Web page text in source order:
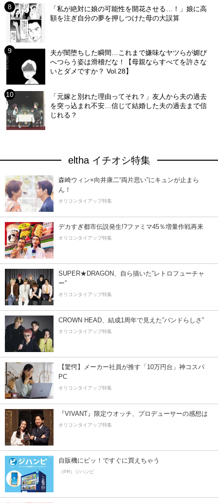
「私が絶対に娘の可能性を開花させる…！」娘に高
額を注ぎ自分の夢を押しつけた母の大誤算
夫が闇堕ちした瞬間…これまで嫌味なヤツらが媚び
へつらう姿は滑稽だな！【母親ならすべてを許さな
いとダメですか？ Vol.28】
「元嫁と別れた理由ってそれ？」友人から夫の過去
を突っ込まれ不安…信じて結婚した夫の過去まで信
じれる？
eltha イチオシ特集
森崎ウィン×向井康二“両片思い”にキュンが止まら
ん！
オリコンタイアップ特集
デカすぎ都市伝説発生!?ファミマ45％増量作戦再来
オリコンタイアップ特集
SUPER★DRAGON、自ら描いた”レトロフューチャ
ー”
オリコンタイアップ特集
CROWN HEAD、結成1周年で見えた”バンドらしさ”
オリコンタイアップ特集
【驚愕】メーカー社員が推す「10万円台」神コスパ
PC
オリコンタイアップ特集
『VIVANT』限定ウオッチ、プロデューサーの感想は
オリコンタイアップ特集
自販機にピッ！ですぐに買えちゃう
（PR）ジハンピ